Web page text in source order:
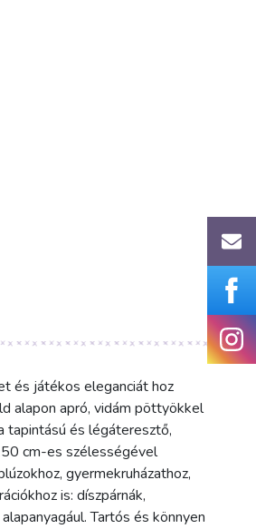
és játékos eleganciát hoz
alapon apró, vidám pöttyökkel
tapintású és légáteresztő,
cm-es szélességével
gyermekruházathoz,
is: díszpárnák,
Tartós és könnyen